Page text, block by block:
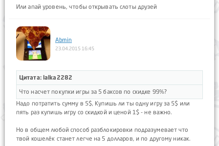
Или апай уровень, чтобы открывать слоты друзей
Abmin
23.04.2015 16:45
Цитата: lalka2282
Что насчет покупки игры за 5 баксов по скидке 99%?
Надо потратить сумму в 5$, Купишь ли ты одну игру за 5$ или
пять раз купишь игру со скидкой и ценой 1$ - не важно.
Но в общем любой способ разблокировки подразумевает что
твой кошелёк станет легче на 5 долларов, и по другому никак.